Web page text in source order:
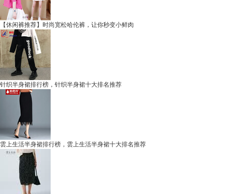
【休闲裤推荐】时尚宽松哈伦裤，让你秒变小鲜肉
针织半身裙排行榜，针织半身裙十大排名推荐
雲上生活半身裙排行榜，雲上生活半身裙十大排名推荐